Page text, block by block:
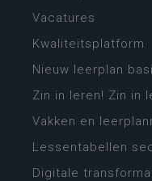
Vacatures
Kwaliteitsplatform
Nieuw leerplan
Zin in leren! Zin in
Vakken en
Lessentabellen
Digitale